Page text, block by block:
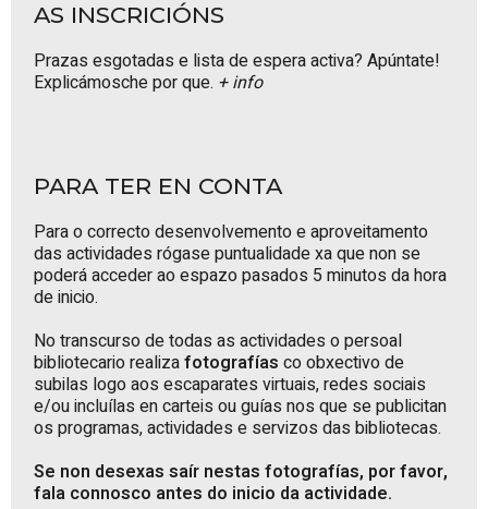
AS INSCRICIÓNS
Prazas esgotadas e lista de espera activa? Apúntate!
Explicámosche por que. + info
PARA TER EN CONTA
Para o correcto desenvolvemento e aproveitamento
das actividades rógase puntualidade xa que non se
poderá acceder ao espazo pasados 5 minutos da hora
de inicio.
No transcurso de todas as actividades o persoal
bibliotecario realizafotografías co obxectivo de
subilas logo aos escaparates virtuais, redes sociais
e/ou incluílas en carteis ou guías nos que se publicitan
os programas, actividades e servizos das bibliotecas.
Se non desexas saír nestas fotografías, por favor,
fala connosco antes do inicio da actividade.